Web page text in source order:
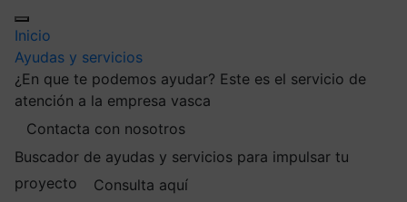
Inicio
Ayudas y servicios
¿En que te podemos ayudar? Este es el servicio de
atención a la empresa vasca
Contacta con nosotros
Buscador de ayudas y servicios para impulsar tu
proyecto
Consulta aquí